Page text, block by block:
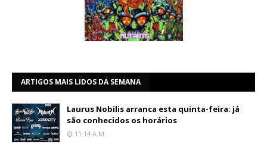
ARTIGOS MAIS LIDOS DA SEMANA
Laurus Nobilis arranca esta quinta-feira: já
são conhecidos os horários
11:14 A.m.